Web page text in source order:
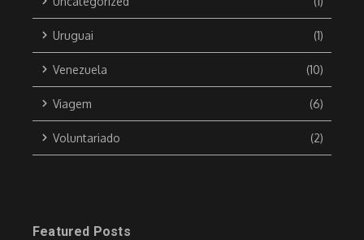
Uruguai (1)
Venezuela (10)
Viagem (6)
Voluntariado (2)
Featured Posts